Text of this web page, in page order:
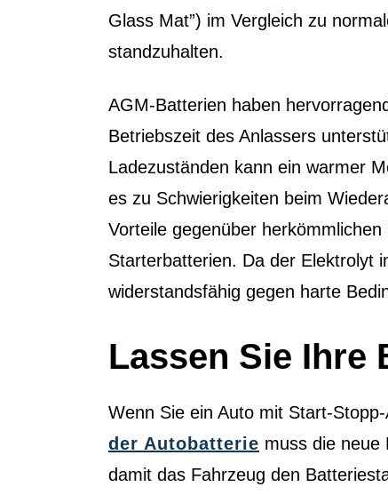
Glass Mat”) im Vergleich zu
standzuhalten.
AGM-Batterien haben
Betriebszeit des Anlassers
Ladezuständen kann ein warmer
es zu Schwierigkeiten beim
Vorteile gegenüber
Starterbatterien. Da der Elektrolyt
widerstandsfähig gegen harte
Lassen Sie Ihre
Wenn Sie ein Auto mit Start-
der Autobatterie muss die neue
damit das Fahrzeug den